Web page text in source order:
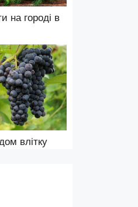
на городі в
влітку